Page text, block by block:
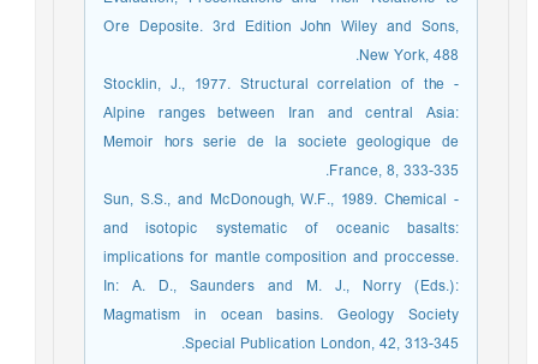
Ore Deposite. 3rd Edition John Wiley and Sons,
New York, 488.
- Stocklin, J., 1977. Structural correlation of the
Alpine ranges between Iran and central Asia:
Memoir hors serie de la societe geologique de
France, 8, 333-335.
- Sun, S.S., and McDonough, W.F., 1989. Chemical
and isotopic systematic of oceanic basalts:
implications for mantle composition and proccesse.
In: A. D., Saunders and M. J., Norry (Eds.):
Magmatism in ocean basins. Geology Society
Special Publication London, 42, 313-345.